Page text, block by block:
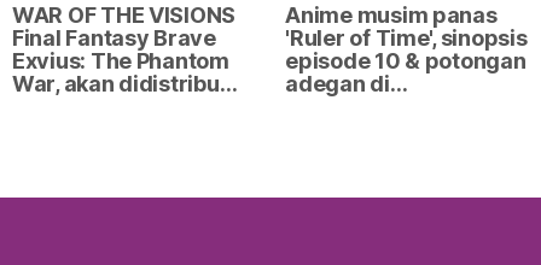
WAR OF THE VISIONS
Final Fantasy Brave
Exvius: The Phantom
War, akan didistribu…
Anime musim panas
'Ruler of Time', sinopsis
episode 10 & potongan
adegan di…